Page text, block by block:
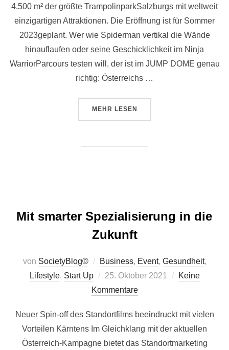
4.500 m² der größte TrampolinparkSalzburgs mit weltweit
einzigartigen Attraktionen. Die Eröffnung ist für Sommer
2023geplant. Wer wie Spiderman vertikal die Wände
hinauflaufen oder seine Geschicklichkeit im Ninja
WarriorParcours testen will, der ist im JUMP DOME genau
richtig: Österreichs …
MEHR ÜBER „MEGA-TRAMPOLINPARK
LESEN
Mit smarter Spezialisierung in die
Zukunft
von SocietyBlog© Business, Event, Gesundheit,
Lifestyle, Start Up
Veröffentlicht
am
25. Oktober 2021
Keine
Kommentare
Neuer Spin-off des Standortfilms beeindruckt mit vielen
Vorteilen Kärntens Im Gleichklang mit der aktuellen
Österreich-Kampagne bietet das Standortmarketing